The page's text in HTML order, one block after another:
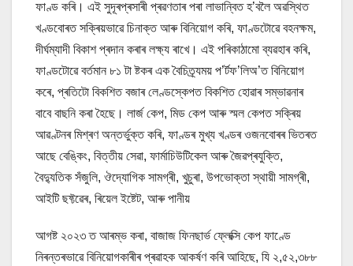
ফাণ্ড কৰি। এই সুদূৰপ্ৰসাৰী প্ৰৱণতাৰ পৰা লাভান্বিত হ’বলৈ অৱস্থিত
খণ্ডবোৰত সক্ৰিয়ভাৱে চিনাক্ত আৰু বিনিয়োগ কৰি, ফাণ্ডটোৱে বহনক্ষম,
দীৰ্ঘম্যাদী বিকাশ প্ৰদান কৰাৰ লক্ষ্য ৰাখে। এই পৰিকাঠামো ব্যৱহাৰ কৰি,
ফাণ্ডটোৱে বৰ্তমান ৮১ টা ষ্টকৰ এক বৈচিত্ৰ্যময় প’ৰ্টফ’লিঅ’ত বিনিয়োগ
কৰে, প্ৰতিটো বিকশিত বজাৰ লেণ্ডস্কেপত বিকশিত হোৱাৰ সম্ভাৱনাৰ
বাবে বাছনি কৰা হৈছে। লাৰ্জ কেপ, মিড কেপ আৰু স্মল কেপত সক্ৰিয়
আৱণ্টনৰ মিশ্ৰণ অন্তৰ্ভুক্ত কৰি, ফাণ্ডৰ মুখ্য খণ্ডৰ ওজনবোৰৰ ভিতৰত
আছে বেঙ্কিং, বিত্তীয় সেৱা, ফাৰ্মাচিউটিকেল আৰু জৈৱপ্ৰযুক্তি,
বৈদ্যুতিক সঁজুলি, ঔদ্যোগিক সামগ্ৰী, খুচুৰা, উপভোক্তা স্থায়ী সামগ্ৰী,
আইটি ছফ্টৱেৰ, ৰিয়েল ইষ্টেট, আৰু পানীয়
আগষ্ট ২০২৩ ত আৰম্ভ কৰা, বাজাজ ফিনছাৰ্ভ ফ্লেক্সি কেপ ফাণ্ডে
নিৰন্তৰভাৱে বিনিয়োগকাৰীৰ প্ৰৱাহক আকৰ্ষণ কৰি আহিছে, যি ২,৫২,৩৮৮